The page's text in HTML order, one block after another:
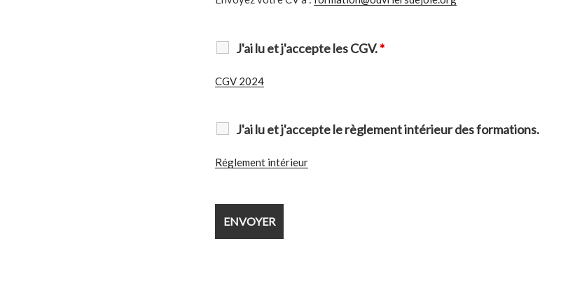
J'ai lu et j'accepte les CGV.*
CGV 2024
J'ai lu et j'accepte le règlement intérieur des formations.
Réglement intérieur